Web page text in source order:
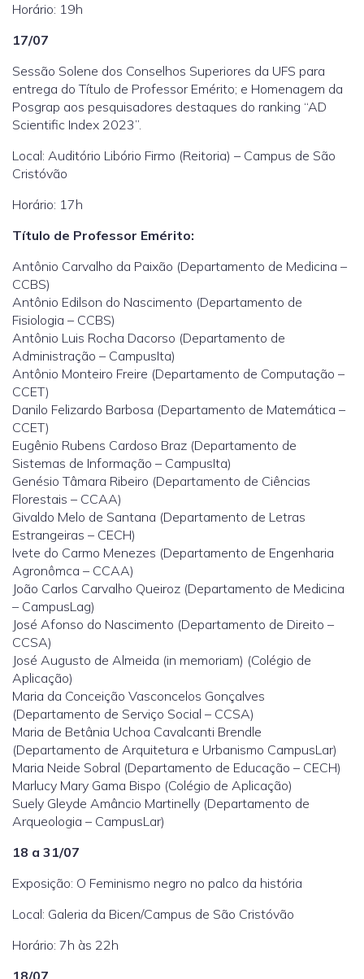
Horário: 19h
17/07
Sessão Solene dos Conselhos Superiores da UFS para
entrega do Título de Professor Emérito; e Homenagem da
Posgrap aos pesquisadores destaques do ranking “AD
Scientific Index 2023”.
Local: Auditório Libório Firmo (Reitoria) – Campus de São
Cristóvão
Horário: 17h
Título de Professor Emérito:
Antônio Carvalho da Paixão (Departamento de Medicina –
CCBS)
Antônio Edilson do Nascimento (Departamento de
Fisiologia – CCBS)
Antônio Luis Rocha Dacorso (Departamento de
Administração – CampusIta)
Antônio Monteiro Freire (Departamento de Computação –
CCET)
Danilo Felizardo Barbosa (Departamento de Matemática –
CCET)
Eugênio Rubens Cardoso Braz (Departamento de
Sistemas de Informação – CampusIta)
Genésio Tâmara Ribeiro (Departamento de Ciências
Florestais – CCAA)
Givaldo Melo de Santana (Departamento de Letras
Estrangeiras – CECH)
Ivete do Carmo Menezes (Departamento de Engenharia
Agronômca – CCAA)
João Carlos Carvalho Queiroz (Departamento de Medicina
– CampusLag)
José Afonso do Nascimento (Departamento de Direito –
CCSA)
José Augusto de Almeida (in memoriam) (Colégio de
Aplicação)
Maria da Conceição Vasconcelos Gonçalves
(Departamento de Serviço Social – CCSA)
Maria de Betânia Uchoa Cavalcanti Brendle
(Departamento de Arquitetura e Urbanismo CampusLar)
Maria Neide Sobral (Departamento de Educação – CECH)
Marlucy Mary Gama Bispo (Colégio de Aplicação)
Suely Gleyde Amâncio Martinelly (Departamento de
Arqueologia – CampusLar)
18 a 31/07
Exposição: O Feminismo negro no palco da história
Local: Galeria da Bicen/Campus de São Cristóvão
Horário: 7h às 22h